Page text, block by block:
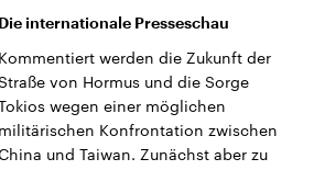
Die internationale Presseschau
Kommentiert werden die Zukunft der
von Hormus und die Sorge
wegen einer möglichen
militärischen Konfrontation zwischen
und Taiwan. Zunächst aber zu